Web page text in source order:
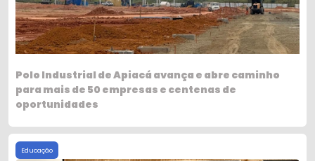
Polo Industrial de Apiacá avança e abre caminho
para mais de 50 empresas e centenas de
oportunidades
Educação